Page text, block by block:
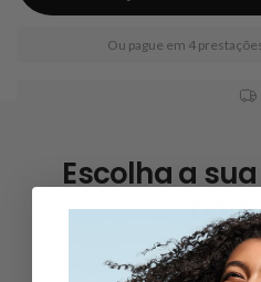
Ou pague em 4
Escolha a